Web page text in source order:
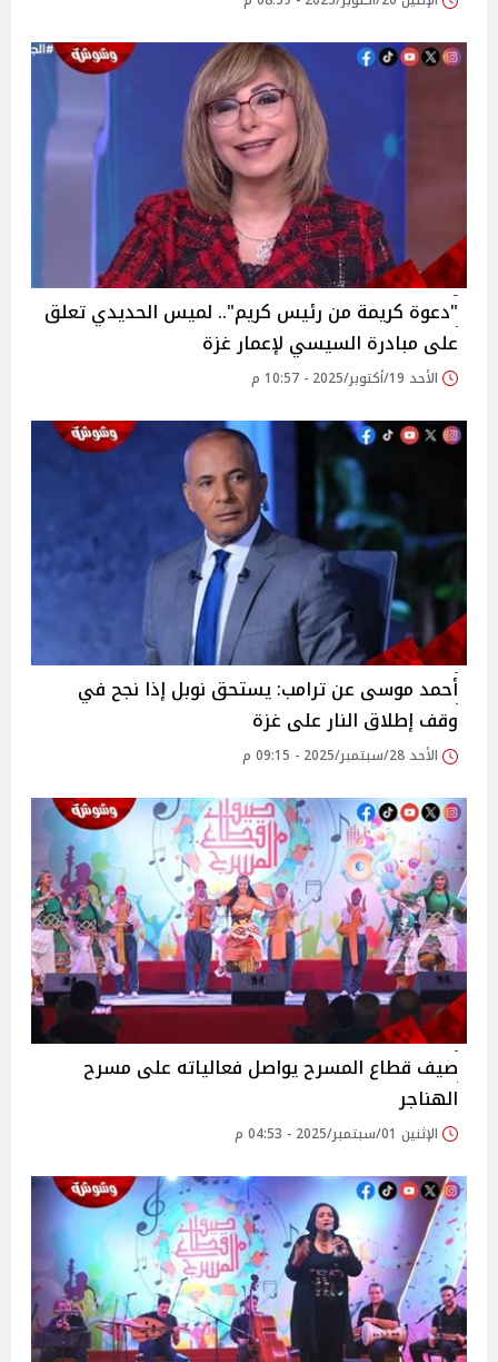
"دعوة كريمة من رئيس كريم".. لميس الحديدي تعلق
على مبادرة السيسي لإعمار غزة
الأحد 19/أكتوبر/2025 - 10:57 م
أحمد موسى عن ترامب: يستحق نوبل إذا نجح في
وقف إطلاق النار على غزة
الأحد 28/سبتمبر/2025 - 09:15 م
صيف قطاع المسرح يواصل فعالياته على مسرح
الهناجر‎
الإثنين 01/سبتمبر/2025 - 04:53 م